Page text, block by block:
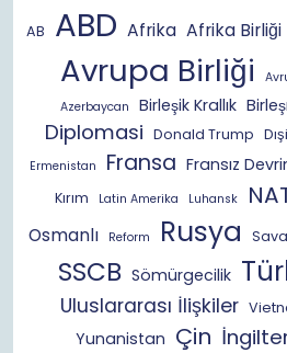
AB ABD Afrika Afrika Birliği
Avrupa Birliği
Azerbaycan
Birleşik Krallık
Diplomasi Donald Trump
Ermenistan
Fransa Fransız
Kırım
Latin Amerika Luhansk
Osmanlı Reform Rusya
SSCB Sömürgecilik
Uluslararası İlişkiler
Yunanistan Çin